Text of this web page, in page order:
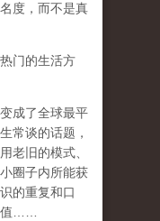
度，而不是真
门的生活方
成了全球最平
常谈的话题，
老旧的模式、
圈子内所能获
的重复和口
值……